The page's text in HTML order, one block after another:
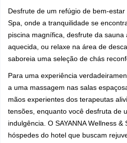
Desfrute de um refúgio de bem-estar
Spa, onde a tranquilidade se
piscina magnífica, desfrute da
aquecida, ou relaxe na área de
saboreia uma seleção de chás
Para uma experiência
a uma massagem nas salas
mãos experientes dos terapeutas
tensões, enquanto você desfruta de
indulgência. O SAYANNA Wellness
hóspedes do hotel que buscam